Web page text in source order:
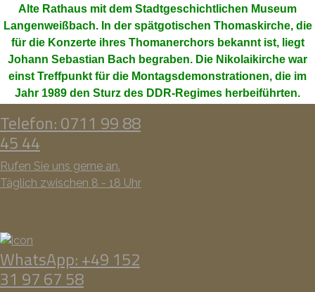
Alte Rathaus mit dem Stadtgeschichtlichen Museum
Langenweißbach. In der spätgotischen Thomaskirche, die
für die Konzerte ihres Thomanerchors bekannt ist, liegt
Johann Sebastian Bach begraben. Die Nikolaikirche war
einst Treffpunkt für die Montagsdemonstrationen, die im
Jahr 1989 den Sturz des DDR-Regimes herbeiführten.
Telefon: 0711 99 88
45 44
Rufen Sie uns gerne an.
Täglich zwischen 8 - 18 Uhr
WhatsApp: +49 152
31 97 67 58